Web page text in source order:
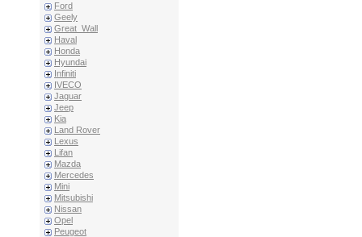
Ford
Geely
Great_Wall
Haval
Honda
Hyundai
Infiniti
IVECO
Jaguar
Jeep
Kia
Land Rover
Lexus
Lifan
Mazda
Mercedes
Mini
Mitsubishi
Nissan
Opel
Peugeot